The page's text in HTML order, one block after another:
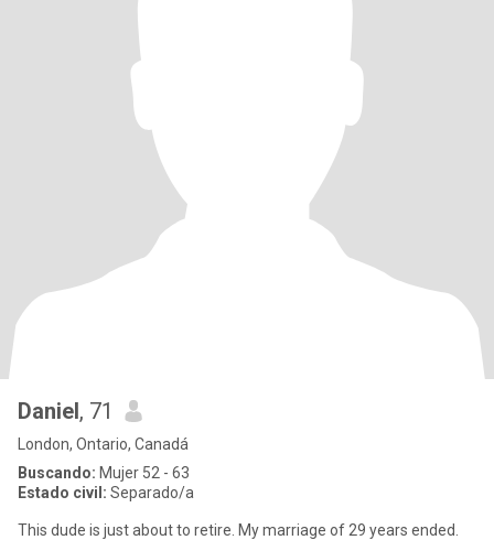
Daniel, 71
London, Ontario, Canadá
Buscando: Mujer 52 - 63
Estado civil: Separado/a
This dude is just about to retire. My marriage of 29 years ended.